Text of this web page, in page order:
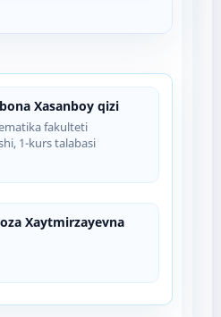
Xasanboy qizi
fakulteti
1-kurs talabasi
Xaytmirzayevna